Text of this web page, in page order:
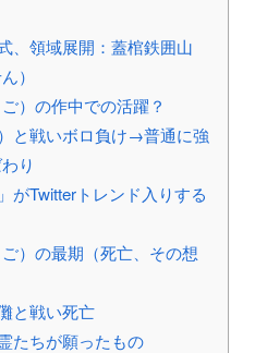
、領域展開：蓋棺鉄囲山
）
）の作中での活躍？
と戦いボロ負け→普通に強
り
がTwitterトレンド入りする
）の最期（死亡、その想
と戦い死亡
たちが願ったもの